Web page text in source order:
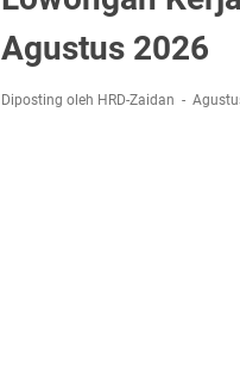
Agustus 2026
Diposting oleh HRD-Zaidan